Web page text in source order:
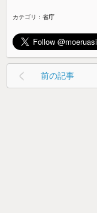
カテゴリ：省庁
前の記事